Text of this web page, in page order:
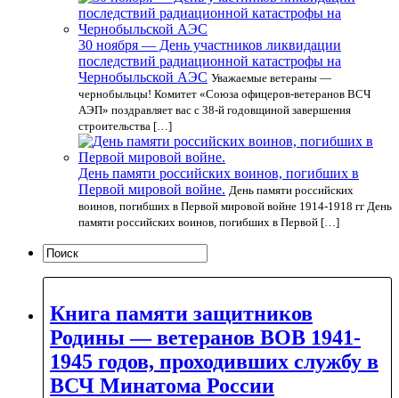
30 ноября — День участников ликвидации
последствий радиационной катастрофы на
Чернобыльской АЭС Уважаемые ветераны —
чернобыльцы! Комитет «Союза офицеров-ветеранов ВСЧ
АЭП» поздравляет вас с 38-й годовщиной завершения
строительства […]
День памяти российских воинов, погибших в
Первой мировой войне. День памяти российских
воинов, погибших в Первой мировой войне 1914-1918 гг День
памяти российских воинов, погибших в Первой […]
Книга памяти защитников
Родины — ветеранов ВОВ 1941-
1945 годов, проходивших службу в
ВСЧ Минатома России